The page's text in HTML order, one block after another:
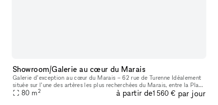
Showroom/Galerie au cœur du Marais
Galerie d’exception au cœur du Marais – 62 rue de Turenne Idéalement
située sur l’une des artères les plus recherchées du Marais, entre la Place
des Vosges et la rue de Bretagne, la galerie bénéficie
80 m2 à partir de1 560 € par jour